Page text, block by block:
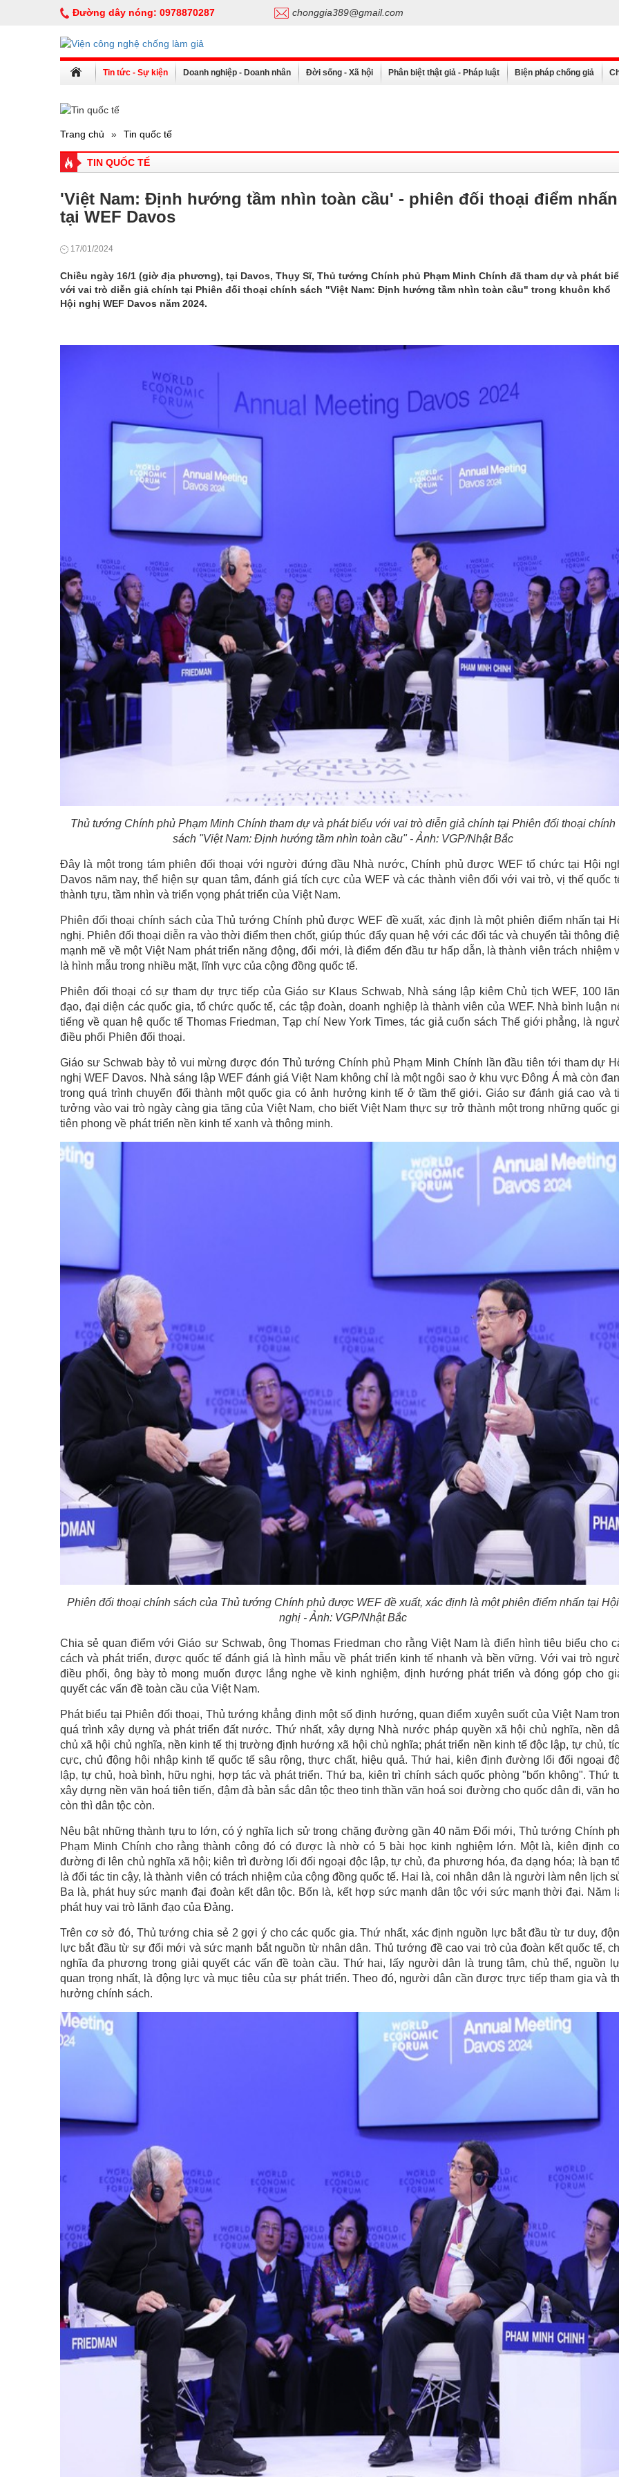
Đường dây nóng: 0978870287 chonggia389@gmail.com
Tin tức - Sự kiện Doanh nghiệp - Doanh nhân Đời sống - Xã hội Phân biệt thật giả - Pháp luật Biện pháp chống giả
Trang chủ » Tin quốc tế
TIN QUỐC TẾ
'Việt Nam: Định hướng tầm nhìn toàn cầu' - phiên đối thoại điểm nhấn
tại WEF Davos
17/01/2024
Chiều ngày 16/1 (giờ địa phương), tại Davos, Thụy Sĩ, Thủ tướng Chính phủ Phạm Minh Chính đã tham dự và phát
với vai trò diễn giả chính tại Phiên đối thoại chính sách "Việt Nam: Định hướng tầm nhìn toàn cầu" trong khuôn khổ
Hội nghị WEF Davos năm 2024.
Thủ tướng Chính phủ Phạm Minh Chính tham dự và phát biểu với vai trò diễn giả chính tại Phiên đối thoại chính
sách "Việt Nam: Định hướng tầm nhìn toàn cầu" - Ảnh: VGP/Nhật Bắc
Đây là một trong tám phiên đối thoại với người đứng đầu Nhà nước, Chính phủ được WEF tổ chức tại Hội
Davos năm nay, thể hiện sự quan tâm, đánh giá tích cực của WEF và các thành viên đối với vai trò, vị thế quốc
thành tựu, tầm nhìn và triển vọng phát triển của Việt Nam.
Phiên đối thoại chính sách của Thủ tướng Chính phủ được WEF đề xuất, xác định là một phiên điểm nhấn tại
nghị. Phiên đối thoại diễn ra vào thời điểm then chốt, giúp thúc đẩy quan hệ với các đối tác và chuyển tải thông
mạnh mẽ về một Việt Nam phát triển năng động, đổi mới, là điểm đến đầu tư hấp dẫn, là thành viên trách nhiệm
là hình mẫu trong nhiều mặt, lĩnh vực của cộng đồng quốc tế.
Phiên đối thoại có sự tham dự trực tiếp của Giáo sư Klaus Schwab, Nhà sáng lập kiêm Chủ tịch WEF, 100
đạo, đại diện các quốc gia, tổ chức quốc tế, các tập đoàn, doanh nghiệp là thành viên của WEF. Nhà bình luận
tiếng về quan hệ quốc tế Thomas Friedman, Tạp chí New York Times, tác giả cuốn sách Thế giới phẳng, là
điều phối Phiên đối thoại.
Giáo sư Schwab bày tỏ vui mừng được đón Thủ tướng Chính phủ Phạm Minh Chính lần đầu tiên tới tham dự
nghị WEF Davos. Nhà sáng lập WEF đánh giá Việt Nam không chỉ là một ngôi sao ở khu vực Đông Á mà còn
trong quá trình chuyển đổi thành một quốc gia có ảnh hưởng kinh tế ở tầm thế giới. Giáo sư đánh giá cao và
tưởng vào vai trò ngày càng gia tăng của Việt Nam, cho biết Việt Nam thực sự trở thành một trong những quốc
tiên phong về phát triển nền kinh tế xanh và thông minh.
Phiên đối thoại chính sách của Thủ tướng Chính phủ được WEF đề xuất, xác định là một phiên điểm nhấn tại Hội
nghị - Ảnh: VGP/Nhật Bắc
Chia sẻ quan điểm với Giáo sư Schwab, ông Thomas Friedman cho rằng Việt Nam là điển hình tiêu biểu cho
cách và phát triển, được quốc tế đánh giá là hình mẫu về phát triển kinh tế nhanh và bền vững. Với vai trò
điều phối, ông bày tỏ mong muốn được lắng nghe về kinh nghiệm, định hướng phát triển và đóng góp cho
quyết các vấn đề toàn cầu của Việt Nam.
Phát biểu tại Phiên đối thoại, Thủ tướng khẳng định một số định hướng, quan điểm xuyên suốt của Việt Nam
quá trình xây dựng và phát triển đất nước. Thứ nhất, xây dựng Nhà nước pháp quyền xã hội chủ nghĩa, nền
chủ xã hội chủ nghĩa, nền kinh tế thị trường định hướng xã hội chủ nghĩa; phát triển nền kinh tế độc lập, tự chủ,
cực, chủ động hội nhập kinh tế quốc tế sâu rộng, thực chất, hiệu quả. Thứ hai, kiên định đường lối đối ngoại
lập, tự chủ, hoà bình, hữu nghị, hợp tác và phát triển. Thứ ba, kiên trì chính sách quốc phòng "bốn không". Thứ
xây dựng nền văn hoá tiên tiến, đậm đà bản sắc dân tộc theo tinh thần văn hoá soi đường cho quốc dân đi, văn
còn thì dân tộc còn.
Nêu bật những thành tựu to lớn, có ý nghĩa lịch sử trong chặng đường gần 40 năm Đổi mới, Thủ tướng Chính
Phạm Minh Chính cho rằng thành công đó có được là nhờ có 5 bài học kinh nghiệm lớn. Một là, kiên định
đường đi lên chủ nghĩa xã hội; kiên trì đường lối đối ngoại độc lập, tự chủ, đa phương hóa, đa dạng hóa; là bạn
là đối tác tin cậy, là thành viên có trách nhiệm của cộng đồng quốc tế. Hai là, coi nhân dân là người làm nên lịch
Ba là, phát huy sức mạnh đại đoàn kết dân tộc. Bốn là, kết hợp sức mạnh dân tộc với sức mạnh thời đại. Năm
phát huy vai trò lãnh đạo của Đảng.
Trên cơ sở đó, Thủ tướng chia sẻ 2 gợi ý cho các quốc gia. Thứ nhất, xác định nguồn lực bắt đầu từ tư duy,
lực bắt đầu từ sự đổi mới và sức mạnh bắt nguồn từ nhân dân. Thủ tướng đề cao vai trò của đoàn kết quốc tế,
nghĩa đa phương trong giải quyết các vấn đề toàn cầu. Thứ hai, lấy người dân là trung tâm, chủ thể, nguồn
quan trọng nhất, là động lực và mục tiêu của sự phát triển. Theo đó, người dân cần được trực tiếp tham gia và
hưởng chính sách.